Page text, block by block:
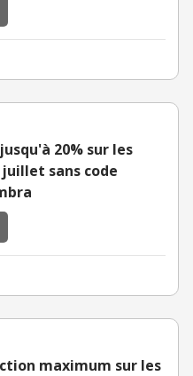
20% sur les
sans code
maximum sur les